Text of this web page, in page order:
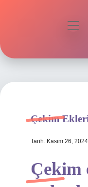
Çekim
Tarih: Kasım 26, 2024
Çekim